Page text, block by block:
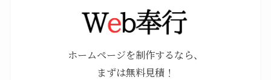
ホームページを制作するなら、
まずは無料見積！